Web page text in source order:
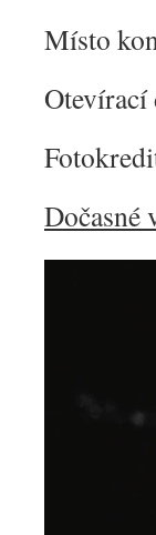
Místo
Otevírací
Dočasné